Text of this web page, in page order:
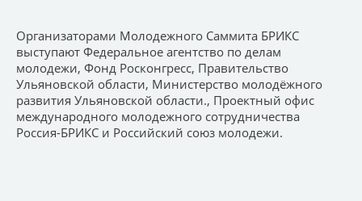
Организаторами Молодежного Саммита БРИКС
выступают Федеральное агентство по делам
молодежи, Фонд Росконгресс, Правительство
Ульяновской области, Министерство молодёжного
развития Ульяновской области., Проектный офис
международного молодежного сотрудничества
Россия-БРИКС и Российский союз молодежи.